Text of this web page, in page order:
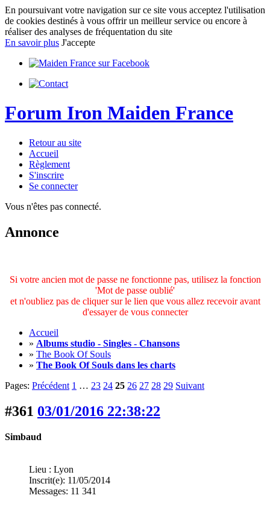
En poursuivant votre navigation sur ce site vous acceptez l'utilisation
de cookies destinés à vous offrir un meilleur service ou encore à
réaliser des analyses de fréquentation du site
En savoir plus J'accepte
Forum Iron Maiden France
Retour au site
Accueil
Règlement
S'inscrire
Se connecter
Vous n'êtes pas connecté.
Annonce
Si votre ancien mot de passe ne fonctionne pas, utilisez la fonction
'Mot de passe oublié'
et n'oubliez pas de cliquer sur le lien que vous allez recevoir avant
d'essayer de vous connecter
Accueil
» Albums studio - Singles - Chansons
» The Book Of Souls
» The Book Of Souls dans les charts
Pages: Précédent 1 … 23 24 25 26 27 28 29 Suivant
#361 03/01/2016 22:38:22
Simbaud
Lieu : Lyon
Inscrit(e): 11/05/2014
Messages: 11 341